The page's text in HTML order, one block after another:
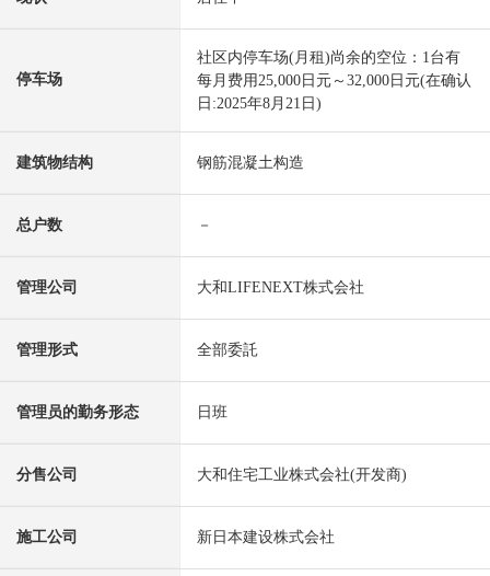
停车场
社区内停车场(月租)尚余的空位：1台有
每月费用25,000日元～32,000日元(在确认
日:2025年8月21日)
建筑物结构 钢筋混凝土构造
总户数 －
管理公司 大和LIFENEXT株式会社
管理形式 全部委託
管理员的勤务形态 日班
分售公司 大和住宅工业株式会社(开发商)
施工公司 新日本建设株式会社